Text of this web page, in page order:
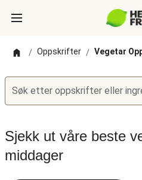
/ Oppskrifter / Vegetar
Søk etter oppskrifter eller
Sjekk ut våre beste
middager